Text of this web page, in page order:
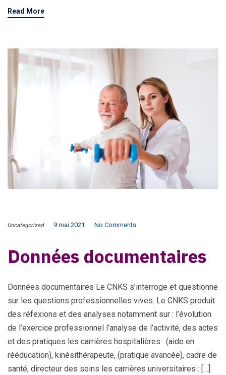
Read More
Uncategorized 9 mai 2021 No Comments
Données documentaires
Données documentaires Le CNKS s’interroge et questionne
sur les questions professionnelles vives. Le CNKS produit
des réfexions et des analyses notamment sur : l’évolution
de l’exercice professionnel l’analyse de l’activité, des actes
et des pratiques les carrières hospitalières : (aide en
rééducation), kinésithérapeute, (pratique avancée), cadre de
santé, directeur des soins les carrières universitaires : […]